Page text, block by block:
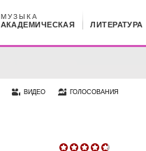
АКАДЕМИЧЕСКАЯ
МУЗЫКА
ЛИТЕРАТУРА
ВИДЕО ГОЛОСОВАНИЯ